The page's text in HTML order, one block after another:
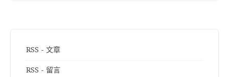
RSS - 文章
RSS - 留言